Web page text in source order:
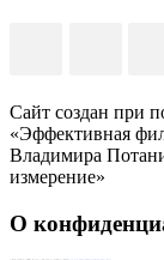
Сайт создан при
«Эффективная
Владимира
измерение»
О